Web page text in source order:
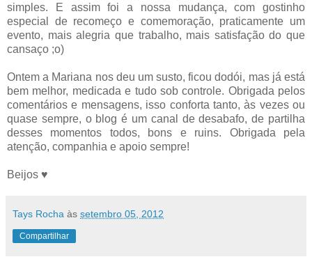
simples. E assim foi a nossa mudança, com gostinho
especial de recomeço e comemoração, praticamente um
evento, mais alegria que trabalho, mais satisfação do que
cansaço ;o)
Ontem a Mariana nos deu um susto, ficou dodói, mas já está
bem melhor, medicada e tudo sob controle. Obrigada pelos
comentários e mensagens, isso conforta tanto, às vezes ou
quase sempre, o blog é um canal de desabafo, de partilha
desses momentos todos, bons e ruins. Obrigada pela
atenção, companhia e apoio sempre!
Beijos ♥
Tays Rocha às setembro 05, 2012
Compartilhar